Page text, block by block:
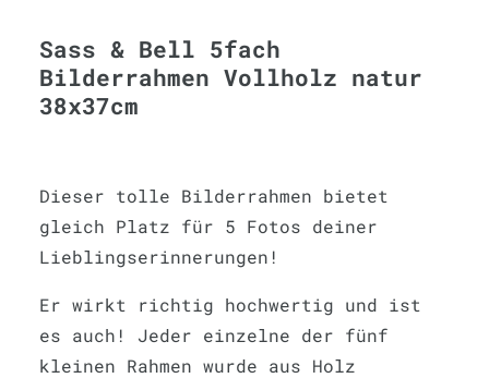
Sass & Bell 5fach
Bilderrahmen Vollholz natur
38x37cm
Dieser tolle Bilderrahmen bietet
gleich Platz für 5 Fotos deiner
Lieblingserinnerungen!
Er wirkt richtig hochwertig und ist
es auch! Jeder einzelne der fünf
kleinen Rahmen wurde aus Holz